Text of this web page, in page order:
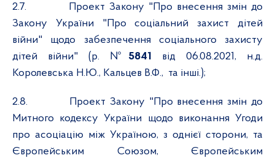
2.7.
Проект Закону "Про внесення змін до
Закону України "Про соціальний захист дітей
війни" щодо забезпечення соціального захисту
дітей війни" (р. № 5841
від 06.08.2021, н.д.
Королевська Н.Ю., Кальцев В.Ф., та інші.);
2.8.
Проект Закону "Про внесення змін до
Митного кодексу України щодо виконання Угоди
про асоціацію між Україною, з однієї сторони, та
Європейським Союзом, Європейським